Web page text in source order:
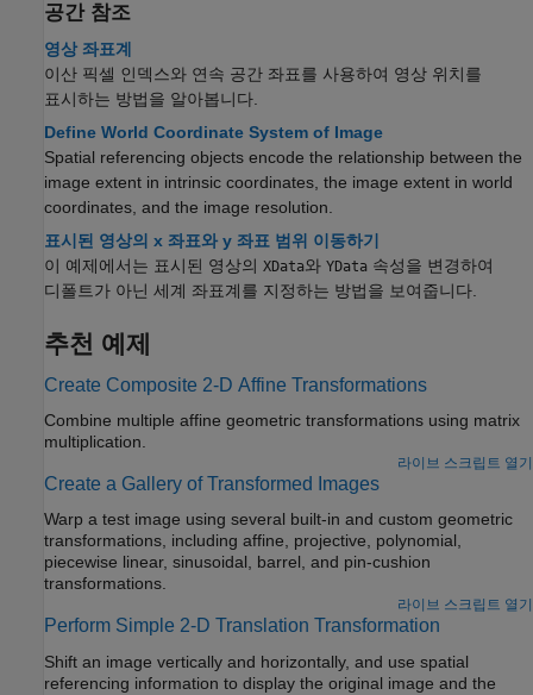
공간 참조
영상 좌표계
이산 픽셀 인덱스와 연속 공간 좌표를 사용하여 영상 위치를
표시하는 방법을 알아봅니다.
Define World Coordinate System of Image
Spatial referencing objects encode the relationship between the
image extent in intrinsic coordinates, the image extent in world
coordinates, and the image resolution.
표시된 영상의 x 좌표와 y 좌표 범위 이동하기
이 예제에서는 표시된 영상의 XData와 YData 속성을 변경하여
디폴트가 아닌 세계 좌표계를 지정하는 방법을 보여줍니다.
추천 예제
Create Composite 2-D Affine Transformations
Combine multiple affine geometric transformations using matrix
multiplication.
라이브 스크립트 열기
Create a Gallery of Transformed Images
Warp a test image using several built-in and custom geometric
transformations, including affine, projective, polynomial,
piecewise linear, sinusoidal, barrel, and pin-cushion
transformations.
라이브 스크립트 열기
Perform Simple 2-D Translation Transformation
Shift an image vertically and horizontally, and use spatial
referencing information to display the original image and the